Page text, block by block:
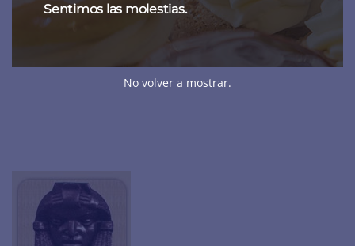
TRUFAS Y BOMBONES
Sentimos las molestias.
No volver a mostrar.